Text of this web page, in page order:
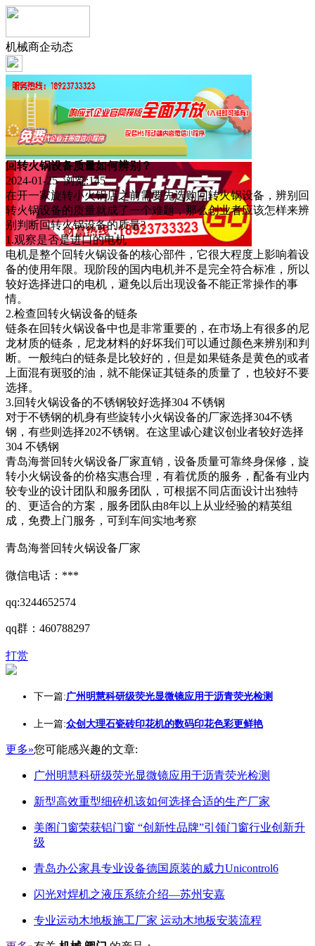
机械商企动态
回转火锅设备质量如何辨别？
2024-01-25 浏览:145
在开一家旋转小火锅店之前需要先选购回转火锅设备，辨别回
转火锅设备的质量就成了一个难题，那么创业者应该怎样来辨
别判断回转火锅设备的质量?
1.观察是否是进口的电机
电机是整个回转火锅设备的核心部件，它很大程度上影响着设
备的使用年限。现阶段的国内电机并不是完全符合标准，所以
较好选择进口的电机，避免以后出现设备不能正常操作的事
情。
2.检查回转火锅设备的链条
链条在回转火锅设备中也是非常重要的，在市场上有很多的尼
龙材质的链条，尼龙材料的好坏我们可以通过颜色来辨别和判
断。一般纯白的链条是比较好的，但是如果链条是黄色的或者
上面混有斑驳的油，就不能保证其链条的质量了，也较好不要
选择。
3.回转火锅设备的不锈钢较好选择304 不锈钢
对于不锈钢的机身有些旋转小火锅设备的厂家选择304不锈
钢，有些则选择202不锈钢。在这里诚心建议创业者较好选择
304 不锈钢
青岛海誉回转火锅设备厂家直销，设备质量可靠终身保修，旋
转小火锅设备的价格实惠合理，有着优质的服务，配备有业内
较专业的设计团队和服务团队，可根据不同店面设计出独特
的、更适合的方案，服务团队由8年以上从业经验的精英组
成，免费上门服务，可到车间实地考察
青岛海誉回转火锅设备厂家
微信电话：***
qq:3244652574
qq群：460788297
打赏
下一篇:广州明慧科研级荧光显微镜应用于沥青荧光检测
上一篇:众创大理石瓷砖印花机的数码印花色彩更鲜艳
更多»您可能感兴趣的文章:
广州明慧科研级荧光显微镜应用于沥青荧光检测
新型高效重型细碎机该如何选择合适的生产厂家
美阁门窗荣获铝门窗 “创新性品牌”引领门窗行业创新升
级
青岛办公家具专业设备德国原装的威力Unicontrol6
闪光对焊机之液压系统介绍—苏州安嘉
专业运动木地板施工厂家 运动木地板安装流程